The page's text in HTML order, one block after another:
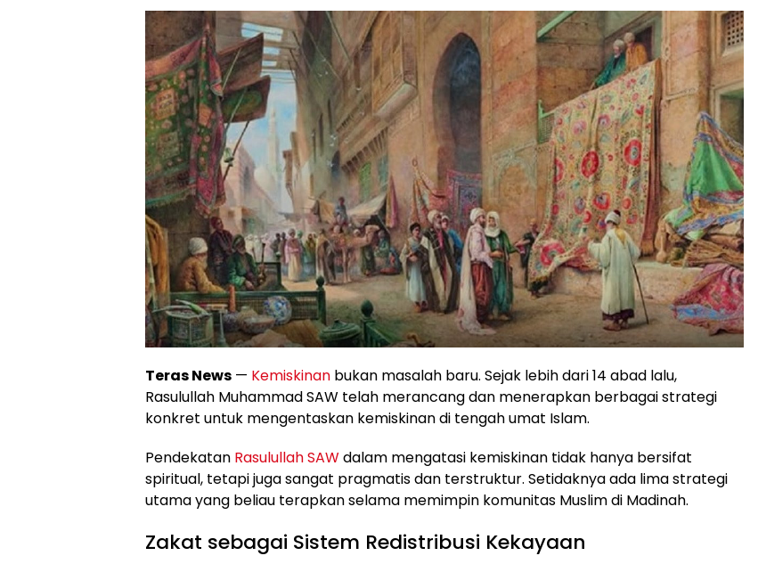
Teras News — Kemiskinan bukan masalah baru. Sejak lebih dari 14 abad lalu,
Rasulullah Muhammad SAW telah merancang dan menerapkan berbagai strategi
konkret untuk mengentaskan kemiskinan di tengah umat Islam.
Pendekatan Rasulullah SAWdalam mengatasi kemiskinan tidak hanya bersifat
spiritual, tetapi juga sangat pragmatis dan terstruktur. Setidaknya ada lima strategi
utama yang beliau terapkan selama memimpin komunitas Muslim di Madinah.
Zakat sebagai Sistem Redistribusi Kekayaan